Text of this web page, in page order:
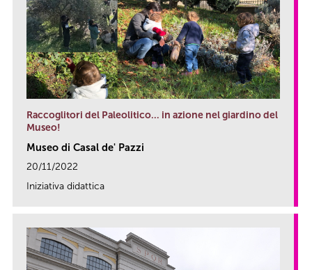
Raccoglitori del Paleolitico… in azione nel giardino del
Museo!
Museo di Casal de' Pazzi
20/11/2022
Iniziativa didattica